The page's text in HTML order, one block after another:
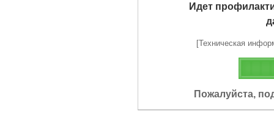
Идет
[Техническая
Пожалуйста,